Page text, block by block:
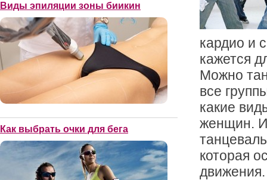
Виды эпиляции зоны биикин
Как выбрать очки для бега
кардио и
кажется
Можно
все
какие
женщин.
которая
движения.